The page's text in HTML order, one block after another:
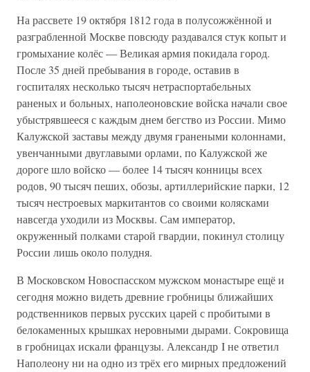
На рассвете 19 октября 1812 года в полусожжённой и
разграбленной Москве повсюду раздавался стук копыт и
громыхание колёс — Великая армия покидала город.
После 35 дней пребывания в городе, оставив в
госпиталях несколько тысяч нетраспортабельных
раненых и больных, наполеоновские войска начали свое
убыстрявшееся с каждым днем бегство из России. Мимо
Калужской заставы между двумя гранеными колоннами,
увенчанными двуглавыми орлами, по Калужской же
дороге шло войско — более 14 тысяч конницы всех
родов, 90 тысяч пеших, обозы, артиллерийские парки, 12
тысяч нестроевых маркитантов со своими колясками
навсегда уходили из Москвы. Сам император,
окруженный полками старой гвардии, покинул столицу
России лишь около полудня.
В Московском Новоспасском мужском монастыре ещё и
сегодня можно видеть древние гробницы ближайших
родственников первых русских царей с пробитыми в
белокаменных крышках неровными дырами. Сокровища
в гробницах искали французы. Александр I не ответил
Наполеону ни на одно из трёх его мирных предложений